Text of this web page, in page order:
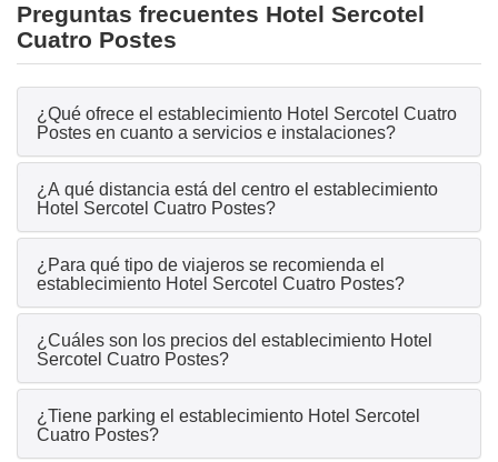
Preguntas frecuentes Hotel Sercotel
Cuatro Postes
¿Qué ofrece el establecimiento Hotel Sercotel Cuatro
Postes en cuanto a servicios e instalaciones?
¿A qué distancia está del centro el establecimiento
Hotel Sercotel Cuatro Postes?
¿Para qué tipo de viajeros se recomienda el
establecimiento Hotel Sercotel Cuatro Postes?
¿Cuáles son los precios del establecimiento Hotel
Sercotel Cuatro Postes?
¿Tiene parking el establecimiento Hotel Sercotel
Cuatro Postes?